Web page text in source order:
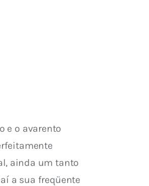
e o avarento
ainda um tanto
a sua freqüente